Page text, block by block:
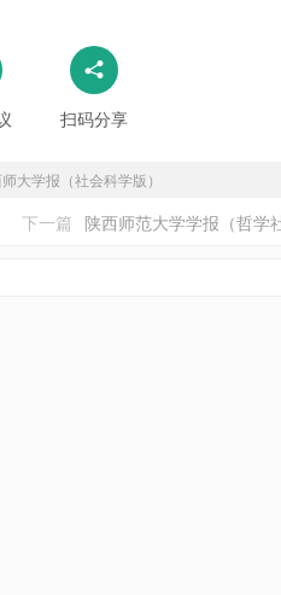
扫码分享
大学报（社会科学版）
下一篇 陕西师范大学学报（哲学